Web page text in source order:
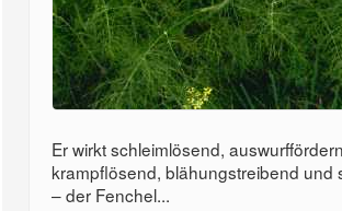
Er wirkt schleimlösend,
krampflösend, blähungstreibend und
– der Fenchel...